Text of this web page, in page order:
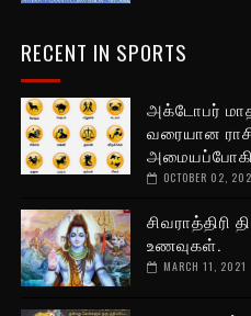
RECENT IN SPORTS
அக்டோபர்
வரையான
OCTOBER 02,
சிவராத்திரி
உணவுகள்.
MARCH 11, 2021